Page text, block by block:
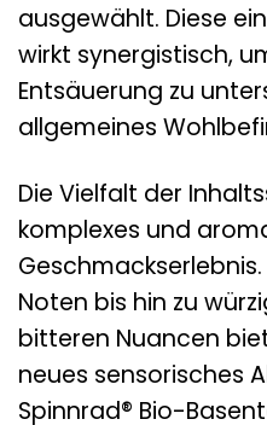
ausgewählt. Diese
wirkt synergistisch,
Entsäuerung zu
allgemeines
Die Vielfalt der
komplexes und
Noten bis hin zu
bitteren Nuancen
neues sensorisches
Spinnrad® Bio-